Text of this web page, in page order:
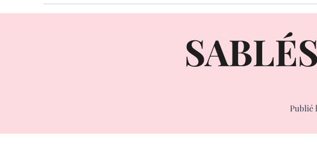
Publié